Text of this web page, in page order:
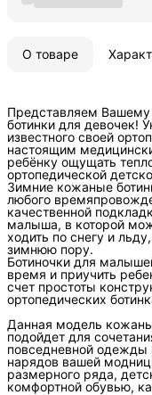
О товаре
Представляем
ботинки для девочек!
известного своей
настоящим
ребёнку ощущать
ортопедической
Зимние кожаные
любого
качественной
малыша, в которой
ходить по снегу и
зимнюю пору.
Ботиночки для
время и приучить
счет простоты
ортопедических
Данная модель
подойдет для
повседневной
нарядов вашей
размерного ряда,
комфортной обувью,